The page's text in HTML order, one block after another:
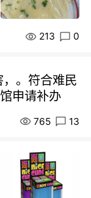
213 0
。符合难民
申请补办
765 13